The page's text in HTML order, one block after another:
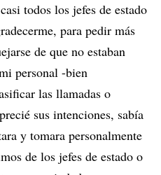
todos los jefes de estado
para pedir más
de que no estaban
personal -bien
las llamadas o
sus intenciones, sabía
y tomara personalmente
de los jefes de estado o